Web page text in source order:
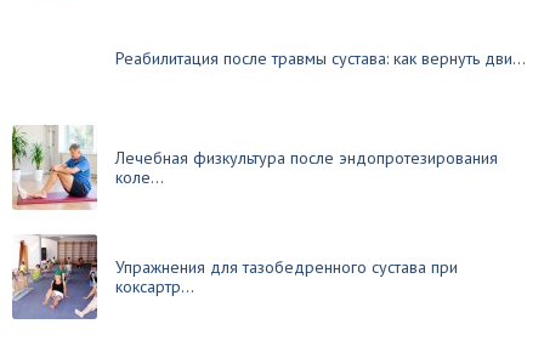
Реабилитация после травмы сустава: как вернуть дви...
Лечебная физкультура после эндопротезирования
коле...
Упражнения для тазобедренного сустава при
коксартр...